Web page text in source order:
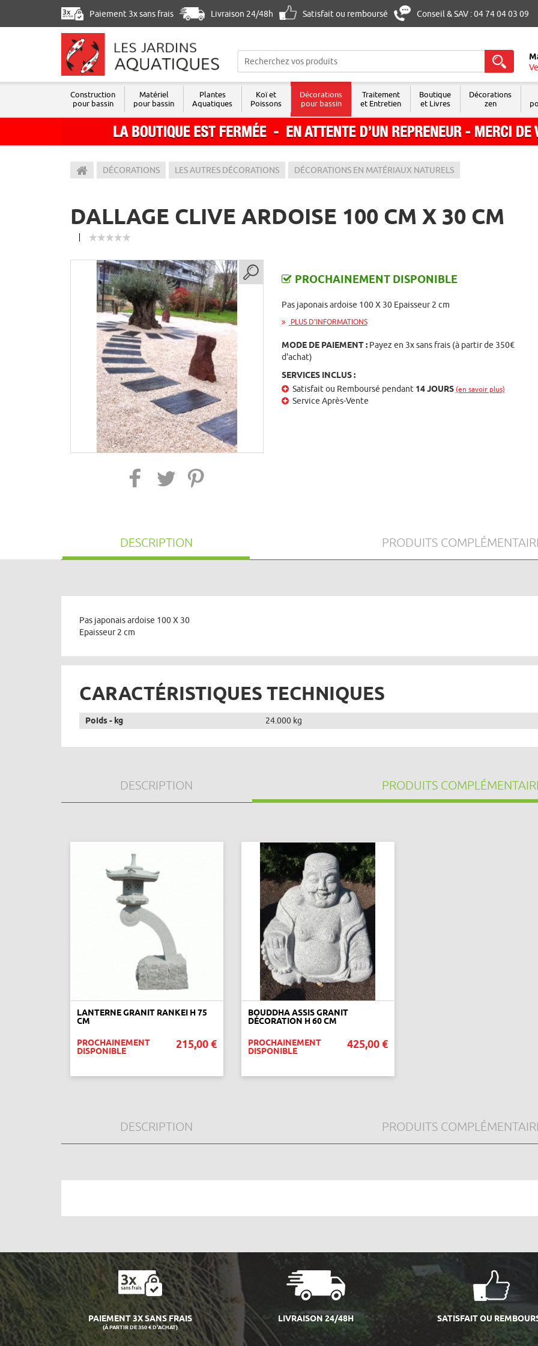
Paiement 3x sans frais Livraison 24/48h Satisfait ou remboursé Conseil & SAV : 04 74 04 03 09
Les Jardins Aquatiques
Construction
pour bassin
Matériel
pour bassin
Plantes
Aquatiques
Koï et
Poissons
Décorations
pour bassin
Traitement
et Entretien
Boutique
et Livres
Décorations
zen
DÉCORATIONS LES AUTRES DÉCORATIONS DÉCORATIONS EN MATÉRIAUX NATURELS
DALLAGE CLIVE ARDOISE 100 CM X 30 CM
PROCHAINEMENT DISPONIBLE
Pas japonais ardoise 100 X 30 Epaisseur 2 cm
PLUS D'INFORMATIONS
MODE DE PAIEMENT :Payez en 3x sans frais (à partir de 350€
d'achat)
SERVICES INCLUS :
Satisfait ou Remboursé pendant 14 JOURS (en savoir plus)
Service Après-Vente
DESCRIPTION PRODUITS
Pas japonais ardoise 100 X 30
Epaisseur 2 cm
CARACTÉRISTIQUES TECHNIQUES
Poids - kg 24.000 kg
DESCRIPTION PRODUITS
LANTERNE GRANIT RANKEI H 75
CM
PROCHAINEMENT
DISPONIBLE
215,00 €
BOUDDHA ASSIS GRANIT
DÉCORATION H 60 CM
PROCHAINEMENT
DISPONIBLE
425,00 €
DESCRIPTION PRODUITS
PAIEMENT 3X SANS FRAIS
(À PARTIR DE 350 € D'ACHAT)
LIVRAISON 24/48H SATISFAIT OU